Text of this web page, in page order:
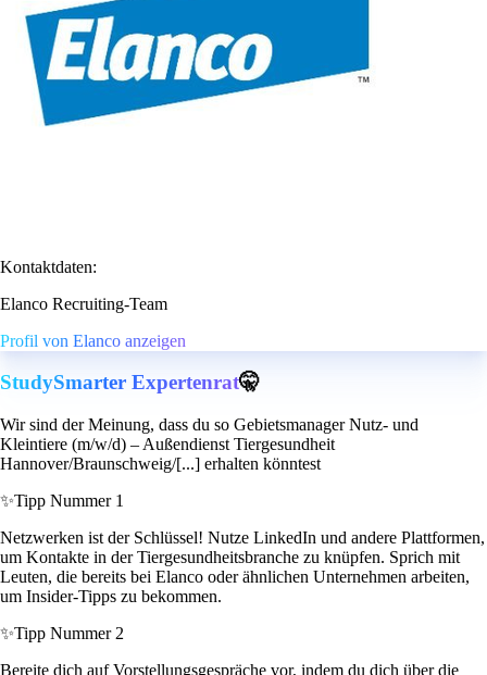
Kontaktdaten:
Elanco Recruiting-Team
Profil von Elanco anzeigen
StudySmarter Expertenrat🤫
Wir sind der Meinung, dass du so Gebietsmanager Nutz- und
Kleintiere (m/w/d) – Außendienst Tiergesundheit
Hannover/Braunschweig/[...] erhalten könntest
✨Tipp Nummer 1
Netzwerken ist der Schlüssel! Nutze LinkedIn und andere Plattformen,
um Kontakte in der Tiergesundheitsbranche zu knüpfen. Sprich mit
Leuten, die bereits bei Elanco oder ähnlichen Unternehmen arbeiten,
um Insider-Tipps zu bekommen.
✨Tipp Nummer 2
Bereite dich auf Vorstellungsgespräche vor, indem du dich über die